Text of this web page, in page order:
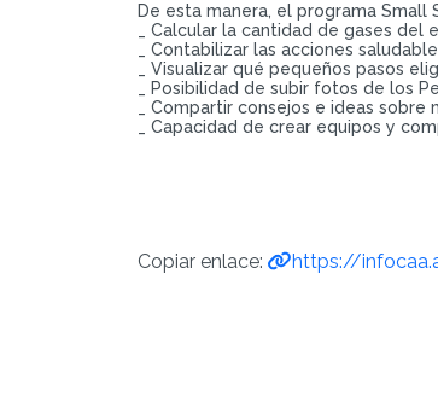
De esta manera, el programa
_ Calcular la cantidad de gases
_ Contabilizar las acciones
_ Visualizar qué pequeños pasos
_ Posibilidad de subir fotos de los
_ Compartir consejos e ideas
_ Capacidad de crear equipos y
Copiar enlace: https://